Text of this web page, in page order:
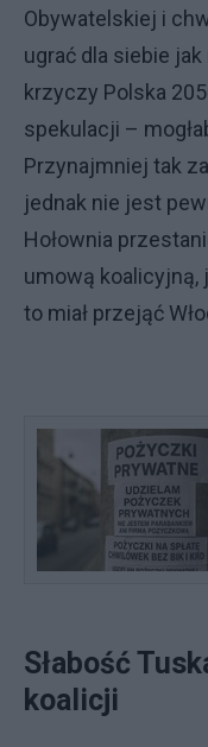
Obywatelskiej i
ugrać dla siebie
krzyczy Polska
spekulacji –
Przynajmniej tak
jednak nie jest
Hołownia
umową
to miał przejąć
Słabość
koalicji